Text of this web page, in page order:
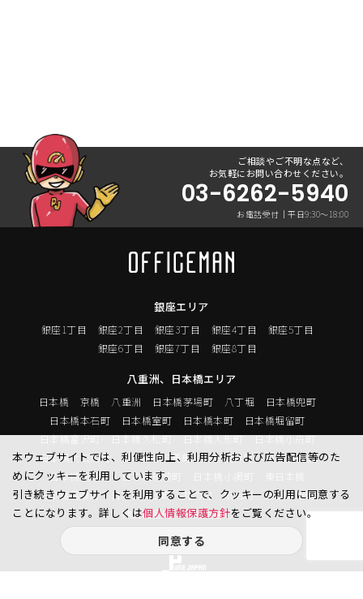
ご相談やご不明な点など、
お気軽にお問い合わせください。
03-6262-5940
お電話受付｜平日9:30〜18:00
銀座エリア
銀座1丁目 銀座2丁目 銀座3丁目 銀座4丁目
銀座5丁目
銀座6丁目
銀座7丁目 銀座8丁目
八重洲、日本橋エリア
日本橋 京橋 八重洲 日本橋茅場町 八丁堀
日本橋兜町
日本橋本石町
日本橋室町 日本橋本町
日本橋堀留町
日本橋富沢町
日本橋久松町 日本橋人形町
日本橋小舟町
日本橋大伝馬町
日本橋小伝馬町 日本橋浜町
日本橋中洲
日本橋蛎殻町
日本橋箱崎町 日本橋小網町
東日本橋
日本橋馬喰町
日本橋横山町 丸の内 鍛冶町
神田鍛冶町
神田紺屋町
神田美倉町
本ウェブサイトでは、利便性向上、利用分析および広告配信等のた
めにクッキーを利用しています。
引き続きウェブサイトを利用することで、クッキーの利用に同意する
ことになります。詳しくは個人情報保護方針をご覧ください。
同意する